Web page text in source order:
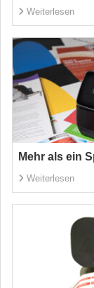
Weiterlesen
Mehr als ein
Weiterlesen